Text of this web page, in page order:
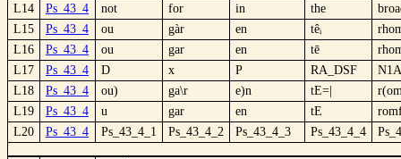
L14 Ps_43_4 not for in the
L15
Ps_43_4 ou gàr en têᵢ
L16
Ps_43_4 ou gar en tē
L17
Ps_43_4 D x P RA_DSF
L18
Ps_43_4 ou) ga\r e)n tE=|
L19
Ps_43_4 u gar en tE
L20
Ps_43_4 Ps_43_4_1 Ps_43_4_2 Ps_43_4_3 Ps_43_4_4